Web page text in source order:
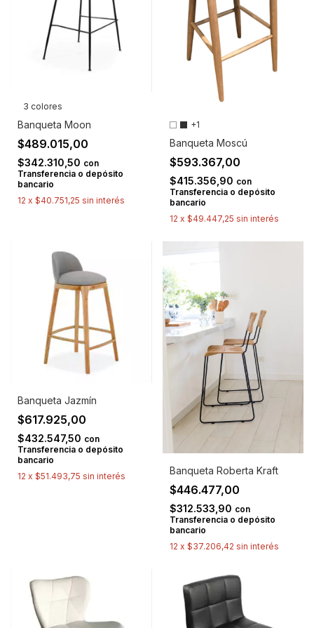
3 colores
Banqueta Moon
$489.015,00
$342.310,50 con
Transferencia o depósito
bancario
12 x $40.751,25 sin interés
+1
Banqueta Moscú
$593.367,00
$415.356,90 con
Transferencia o depósito
bancario
12 x $49.447,25 sin interés
Banqueta Jazmín
$617.925,00
$432.547,50 con
Transferencia o depósito
bancario
12 x $51.493,75 sin interés Banqueta Roberta Kraft
$446.477,00
$312.533,90 con
Transferencia o depósito
bancario
12 x $37.206,42 sin interés